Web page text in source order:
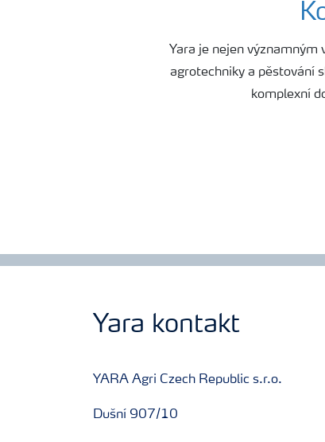
Dokumenty
Yara je nejen
agrotechniky a pěstování
komplexní
Yara kontakt
YARA Agri Czech Republic s.r.o.
Dušní 907/10